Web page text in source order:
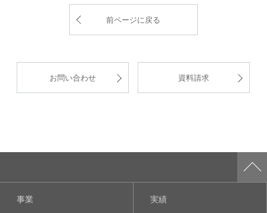
前ページに戻る
お問い合わせ 資料請求
事業 実績